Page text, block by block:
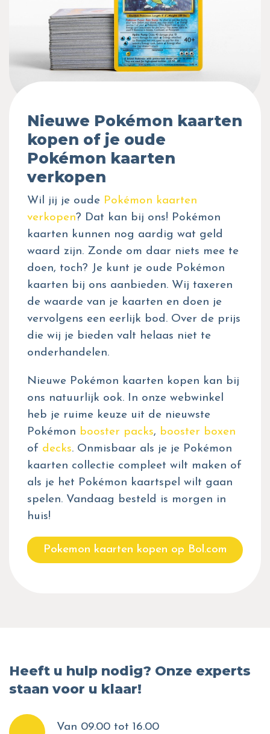
Nieuwe Pokémon kaarten
kopen of je oude
Pokémon kaarten
verkopen
Wil jij je oude Pokémon kaarten
verkopen? Dat kan bij ons! Pokémon
kaarten kunnen nog aardig wat geld
waard zijn. Zonde om daar niets mee te
doen, toch? Je kunt je oude Pokémon
kaarten bij ons aanbieden. Wij taxeren
de waarde van je kaarten en doen je
vervolgens een eerlijk bod. Over de prijs
die wij je bieden valt helaas niet te
onderhandelen.
Nieuwe Pokémon kaarten kopen kan bij
ons natuurlijk ook. In onze webwinkel
heb je ruime keuze uit de nieuwste
Pokémon booster packs, booster boxen
of decks. Onmisbaar als je je Pokémon
kaarten collectie compleet wilt maken of
als je het Pokémon kaartspel wilt gaan
spelen. Vandaag besteld is morgen in
huis!
Pokemon kaarten kopen op Bol.com
Heeft u hulp nodig? Onze experts
staan voor u klaar!
Van 09.00 tot 16.00